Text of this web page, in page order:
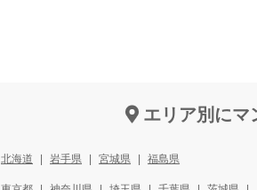
エリア別にマ
北海道 岩手県 宮城県 福島県